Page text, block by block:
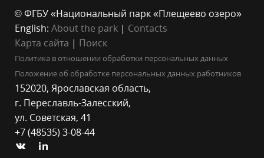
© ФГБУ «Национальный парк «Плещеево озеро»
English: About the park | Contacts
Карта сайта | Поиск
Политика в отношении обработки персональных данных
Положение об обработке персональных данных работников
152020, Ярославская область,
г. Переславль-Залесский,
ул. Советская, 41
+7 (48535) 3-08-44